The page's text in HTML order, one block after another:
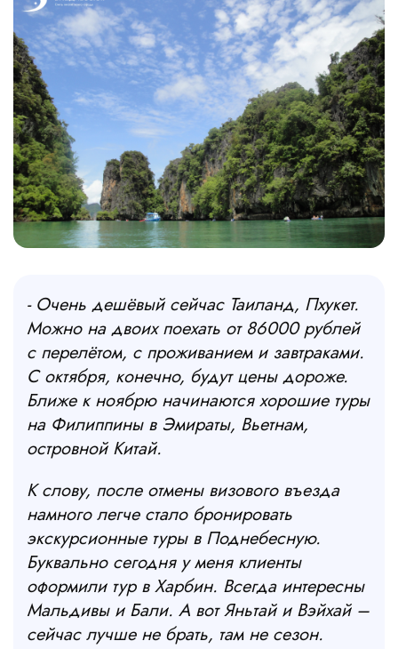
- Очень дешёвый сейчас Таиланд, Пхукет.
Можно на двоих поехать от 86000 рублей
с перелётом, с проживанием и завтраками.
С октября, конечно, будут цены дороже.
Ближе к ноябрю начинаются хорошие туры
на Филиппины в Эмираты, Вьетнам,
островной Китай.
К слову, после отмены визового въезда
намного легче стало бронировать
экскурсионные туры в Поднебесную.
Буквально сегодня у меня клиенты
оформили тур в Харбин. Всегда интересны
Мальдивы и Бали. А вот Яньтай и Вэйхай –
сейчас лучше не брать, там не сезон.